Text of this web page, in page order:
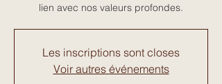
lien avec nos valeurs profondes.
Les inscriptions sont closes
Voir autres événements